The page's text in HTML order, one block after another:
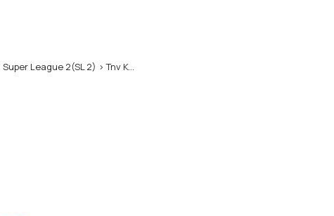
Super League 2(SL 2) >Την Καβάλα αναλαμβάνει ο Ανυφαντάκης